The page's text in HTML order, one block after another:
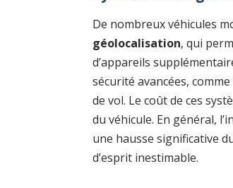
De nombreux véhicules
géolocalisation, qui
d’appareils
sécurité avancées,
de vol. Le coût de ces
du véhicule. En général,
une hausse significative
d’esprit inestimable.